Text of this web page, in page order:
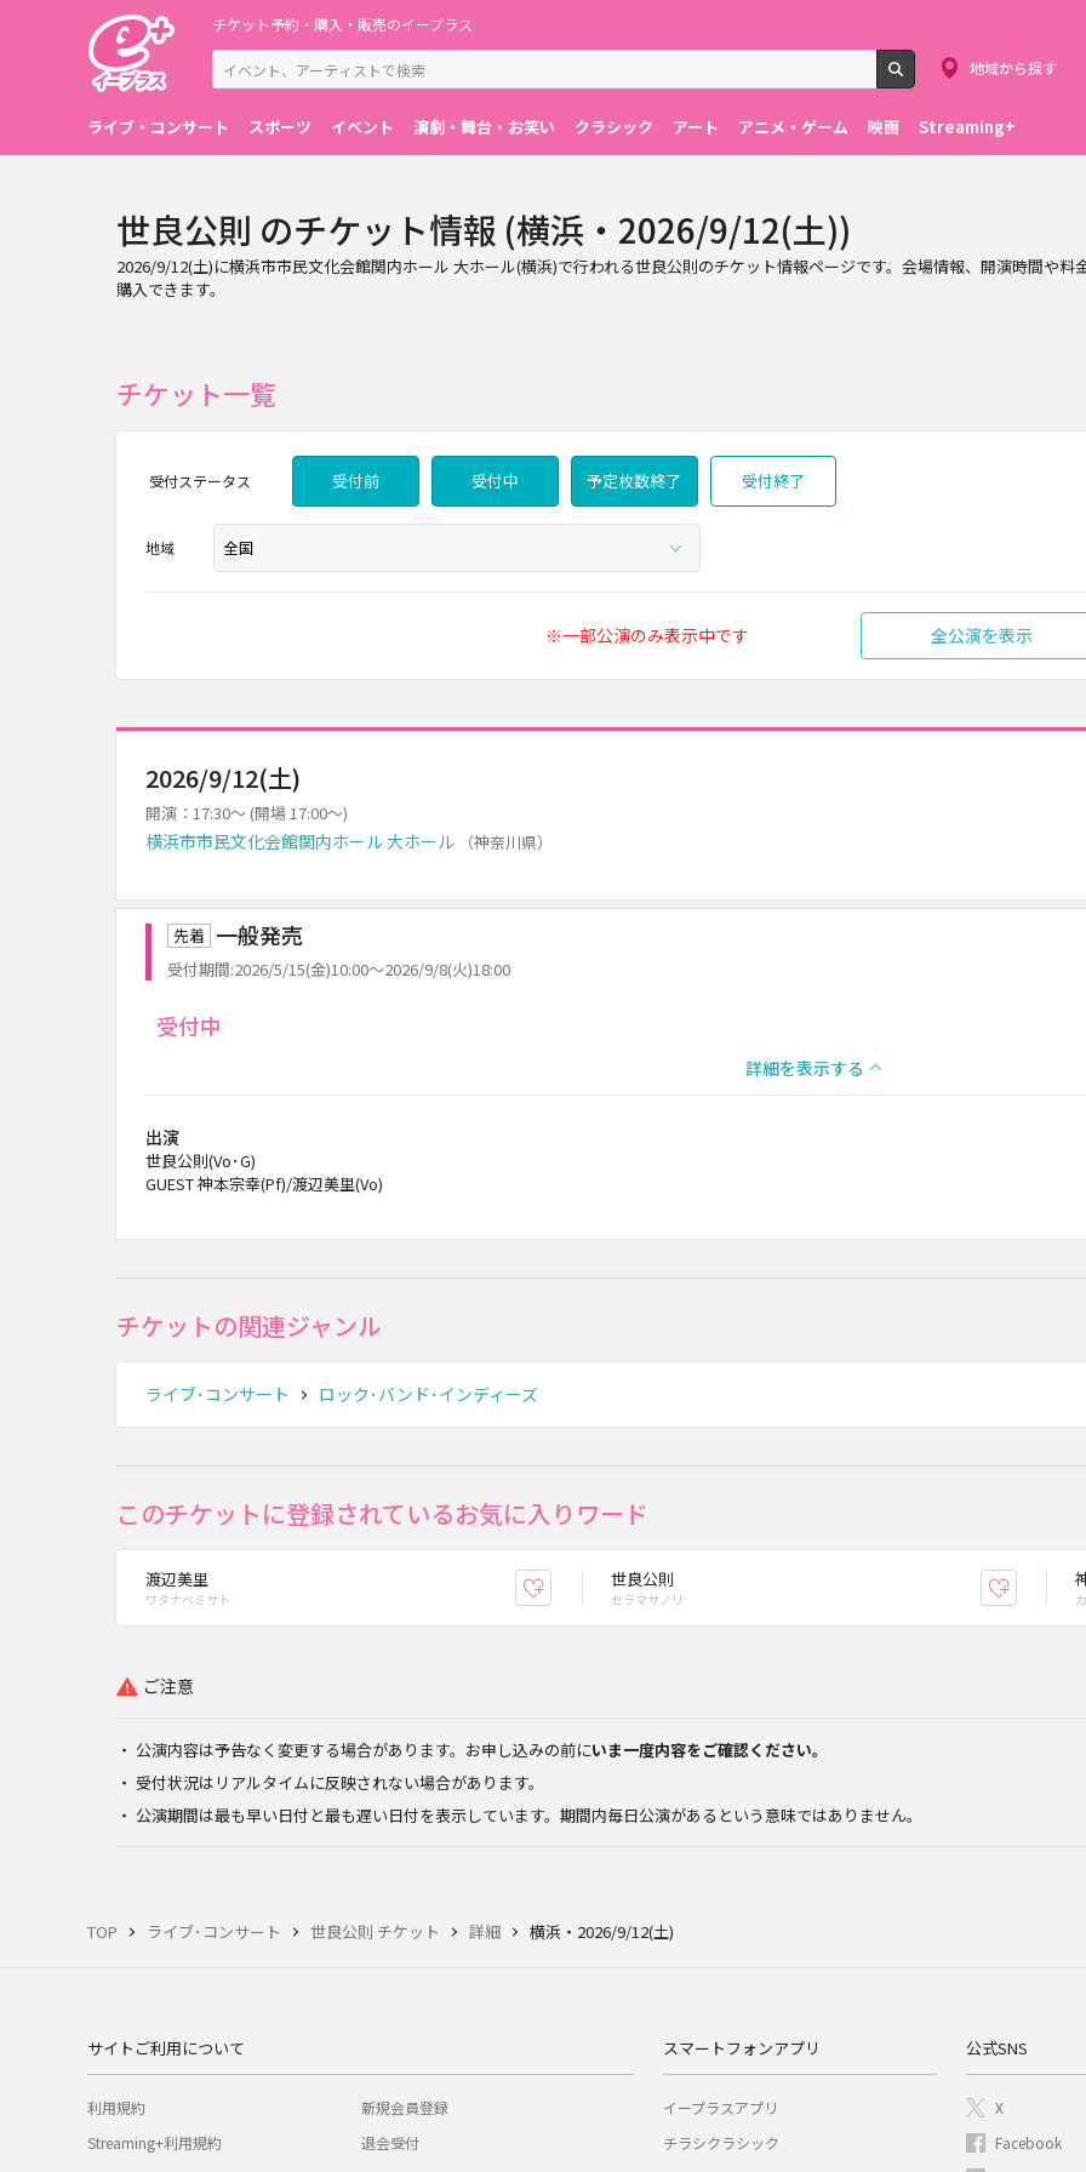
チケット予約・購入・販売のイープラス
検索
地域から探す
ライブ・コンサート スポーツ イベント 演劇・舞台・お笑い クラシック アート アニメ・ゲーム 映画 Streaming+
TOP ライブ･コンサート 世良公則 チケット 詳細 横浜・2026/9/12(土)
世良公則 のチケット情報 (横浜・2026/9/12(土))
2026/9/12(土)に横浜市市民文化会館関内ホール 大ホール(横浜)で行われる世良公則のチケット情報ページです。会場情報、開演時間や
購入できます。
チケット一覧
受付ステータス 受付前 受付中 予定枚数終了 受付終了
地域
※一部公演のみ表示中です 全公演を表示
2026/9/12(土)
開演：17:30～ (開場 17:00～)
横浜市市民文化会館関内ホール 大ホール （神奈川県）
先着 一般発売
受付期間:2026/5/15(金)10:00～2026/9/8(火)18:00
受付中
詳細を表示する
出演
世良公則(Vo･G)
GUEST 神本宗幸(Pf)/渡辺美里(Vo)
チケットの関連ジャンル
ライブ･コンサート ロック･バンド･インディーズ
このチケットに登録されているお気に入りワード
渡辺美里
ワタナベミサト お気に入り登録
世良公則
セラマサノリ お気に
ご注意
公演内容は予告なく変更する場合があります。お申し込みの前にいま一度内容をご確認ください。
受付状況はリアルタイムに反映されない場合があります。
公演期間は最も早い日付と最も遅い日付を表示しています。期間内毎日公演があるという意味ではありません。
サイトご利用について
利用規約
Streaming+利用規約
新規会員登録
退会受付
スマートフォンアプリ
イープラスアプリ
チラシクラシック
公式SNS
X
Facebook